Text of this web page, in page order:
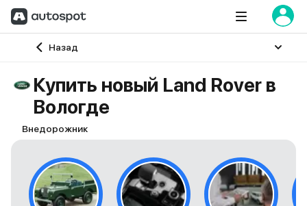
Назад
Главная
Купить новый Land Rover в
Вологде
Внедорожник